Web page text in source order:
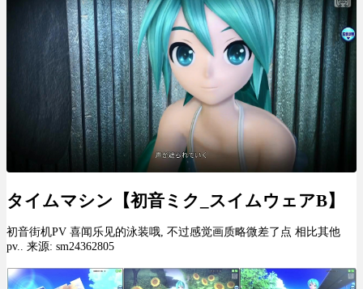
タイムマシン【初音ミク_スイムウェアB】
初音街机PV 喜闻乐见的泳装哦, 不过感觉画质略微差了点 相比其他
pv.. 来源: sm24362805